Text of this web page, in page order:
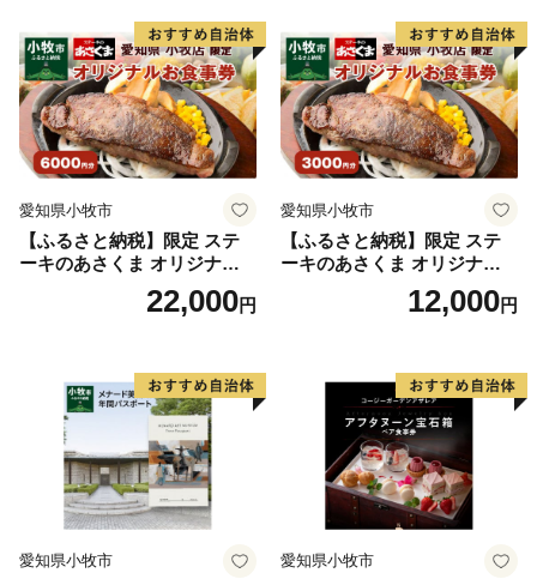
県 小牧店 小牧市 チケット 送
料無料
愛知県小牧市
【ふるさと納税】限定 ステ
ーキのあさくま オリジナル
お食事券 6000円 お好きなメ
ニュー 好きなだけ コーンス
県 小牧店 小牧市 チケット 送
料無料
22,000円
愛知県小牧市
【ふるさと納税】限定 ステ
ーキのあさくま オリジナル
お食事券 3000円 お好きなメ
ニュー 好きなだけ コーンス
県 小牧店 小牧市 チケット 送
12,000円
愛知県小牧市 愛知県小牧市